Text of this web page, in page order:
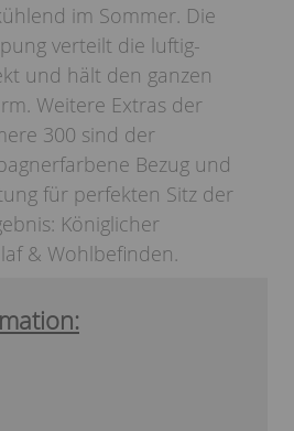
im Sommer. Die
verteilt die luftig-
und hält den ganzen
Weitere Extras der
300 sind der
Bezug und
für perfekten Sitz der
Königlicher
& Wohlbefinden.